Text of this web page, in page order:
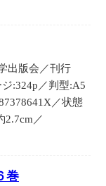
出版会／刊行
:324p／判型:A5
／状態
2.7cm／
巻